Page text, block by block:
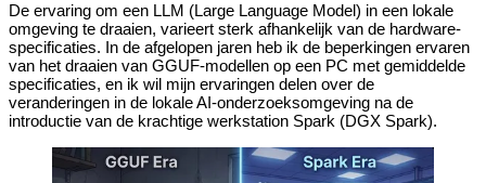
De ervaring om een LLM (Large Language Model) in een lokale
omgeving te draaien, varieert sterk afhankelijk van de hardware-
specificaties. In de afgelopen jaren heb ik de beperkingen ervaren
van het draaien van GGUF-modellen op een PC met gemiddelde
specificaties, en ik wil mijn ervaringen delen over de
veranderingen in de lokale AI-onderzoeksomgeving na de
introductie van de krachtige werkstation Spark (DGX Spark).